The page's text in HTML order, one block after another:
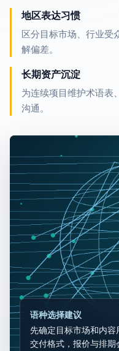
地区表达习惯
区分目标市场、行业受
解偏差。
长期资产沉淀
为连续项目维护术语表
沟通。
语种选择建议
先确定目标市场和内
交付格式，报价与排期